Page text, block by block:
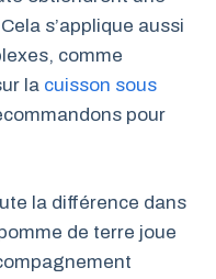
s’applique aussi
comme
la cuisson sous
pour
la différence dans
de terre joue